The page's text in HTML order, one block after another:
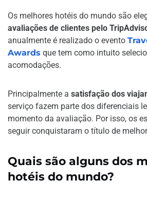
Os melhores hotéis do mundo são
avaliações de clientes pelo
anualmente é realizado o evento
Awards que tem como intuito
acomodações.
Principalmente a satisfação dos
serviço fazem parte dos diferenciais
momento da avaliação. Por isso, os
seguir conquistaram o título de
Quais são alguns dos
hotéis do mundo?